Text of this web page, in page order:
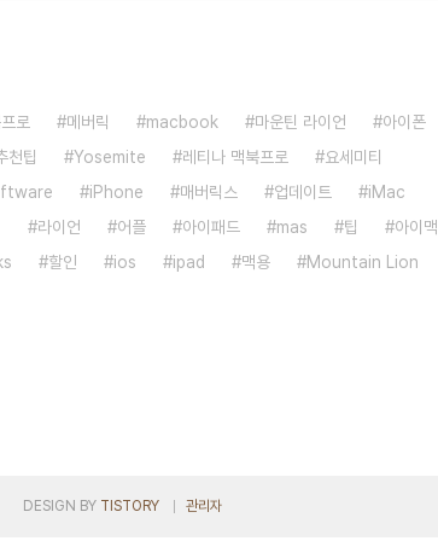
로 메버릭 macbook 마운틴 라이언
아이폰
천팁 Yosemite 레티나 맥북프로
요세미티
iPhone 매버릭스 업데이트
iMac
라이언 어플 아이패드 mas 팁
아이맥
할인 ios ipad 맥용
Mountain Lion
DESIGN BY TISTORY 관리자